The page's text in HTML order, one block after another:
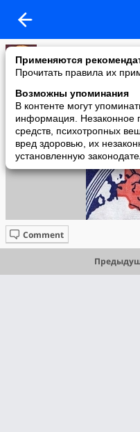
Применяются
Прочитать правила их
Возможны упоминания
В контенте могут
информация. Незаконное
средств, психотропных
вред здоровью, их
установленную
Павел Семенов
added a photo
19 Sep в 20:42
Comment